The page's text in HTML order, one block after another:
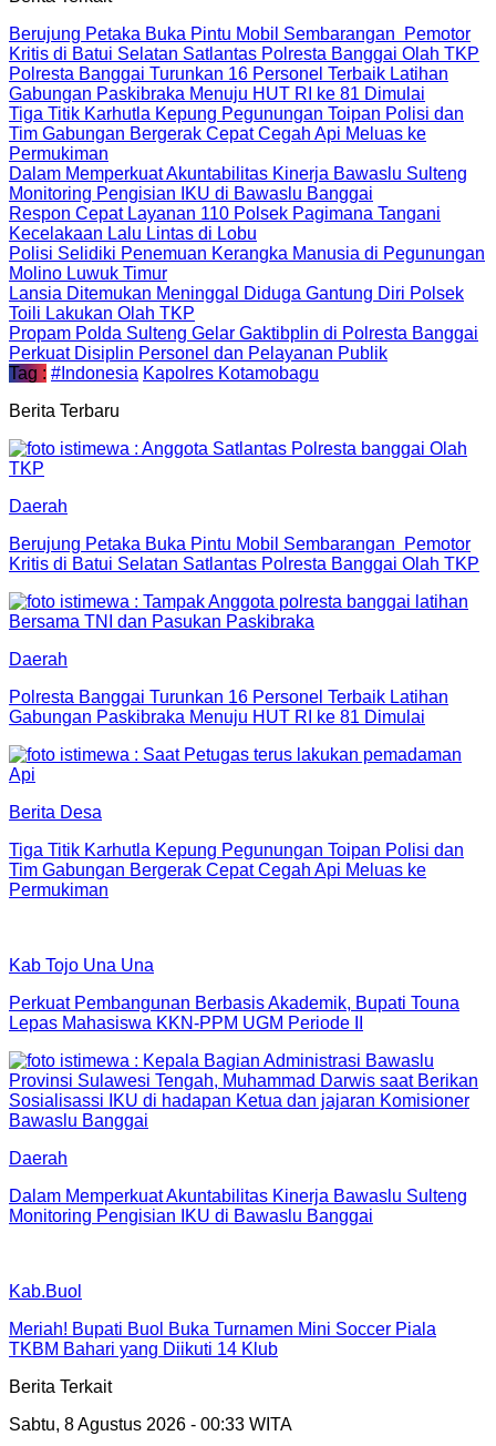
Berujung Petaka Buka Pintu Mobil Sembarangan Pemotor
Kritis di Batui Selatan Satlantas Polresta Banggai Olah TKP
Polresta Banggai Turunkan 16 Personel Terbaik Latihan
Gabungan Paskibraka Menuju HUT RI ke 81 Dimulai
Tiga Titik Karhutla Kepung Pegunungan Toipan Polisi dan
Tim Gabungan Bergerak Cepat Cegah Api Meluas ke
Permukiman
Dalam Memperkuat Akuntabilitas Kinerja Bawaslu Sulteng
Monitoring Pengisian IKU di Bawaslu Banggai
Respon Cepat Layanan 110 Polsek Pagimana Tangani
Kecelakaan Lalu Lintas di Lobu
Polisi Selidiki Penemuan Kerangka Manusia di Pegunungan
Molino Luwuk Timur
Lansia Ditemukan Meninggal Diduga Gantung Diri Polsek
Toili Lakukan Olah TKP
Propam Polda Sulteng Gelar Gaktibplin di Polresta Banggai
Perkuat Disiplin Personel dan Pelayanan Publik
Tag : #Indonesia Kapolres Kotamobagu
Berita Terbaru
Daerah
Berujung Petaka Buka Pintu Mobil Sembarangan Pemotor
Kritis di Batui Selatan Satlantas Polresta Banggai Olah TKP
Daerah
Polresta Banggai Turunkan 16 Personel Terbaik Latihan
Gabungan Paskibraka Menuju HUT RI ke 81 Dimulai
Berita Desa
Tiga Titik Karhutla Kepung Pegunungan Toipan Polisi dan
Tim Gabungan Bergerak Cepat Cegah Api Meluas ke
Permukiman
Kab Tojo Una Una
Perkuat Pembangunan Berbasis Akademik, Bupati Touna
Lepas Mahasiswa KKN-PPM UGM Periode II
Daerah
Dalam Memperkuat Akuntabilitas Kinerja Bawaslu Sulteng
Monitoring Pengisian IKU di Bawaslu Banggai
Kab.Buol
Meriah! Bupati Buol Buka Turnamen Mini Soccer Piala
TKBM Bahari yang Diikuti 14 Klub
Berita Terkait
Sabtu, 8 Agustus 2026 - 00:33 WITA